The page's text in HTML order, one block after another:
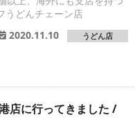
うどんチェーン店
2020.11.10
うどん店
店に行ってきました /